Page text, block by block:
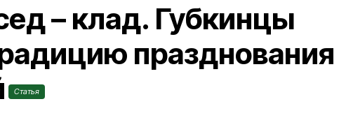
– клад. Губкинцы
празднования
Статья